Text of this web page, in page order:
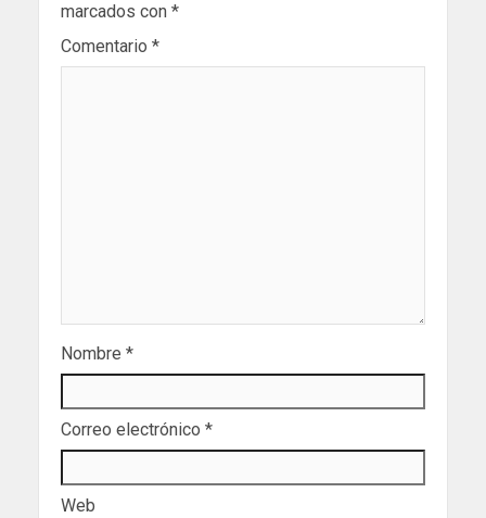
marcados con *
Comentario *
Nombre *
Correo electrónico *
Web